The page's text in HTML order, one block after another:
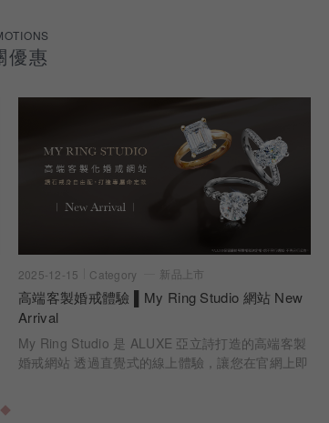
優惠
2025-12-15 Category 新品上市
高端客製婚戒體驗 ▌My Ring Studio 網站 New
Arrival
My Ring Studio 是 ALUXE 亞立詩打造的高端客製
婚戒網站 透過直覺式的線上體驗，讓您在官網上即